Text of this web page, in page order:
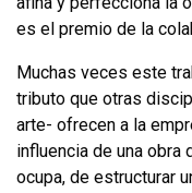
es el premio de la
Muchas veces este
tributo que otras
arte- ofrecen a la
influencia de una obra
ocupa, de estructurar